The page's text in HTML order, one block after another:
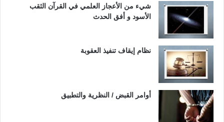
شيء من الأعجاز العلمي في القرآن الثقب
الأسود و أفق الحدث
نظام إيقاف تنفيذ العقوبة
أوامر القبض / النظرية والتطبيق